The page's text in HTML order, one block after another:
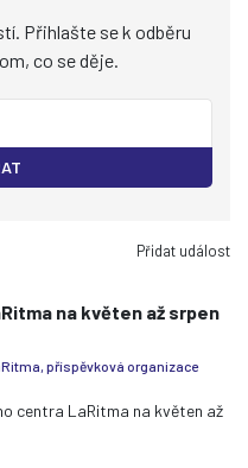
Přihlašte se k odběru
co se děje.
Přidat událost
na květen až srpen
příspěvková organizace
centra LaRitma na květen až